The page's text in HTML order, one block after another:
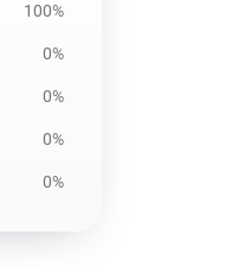
100%
0%
0%
0%
0%